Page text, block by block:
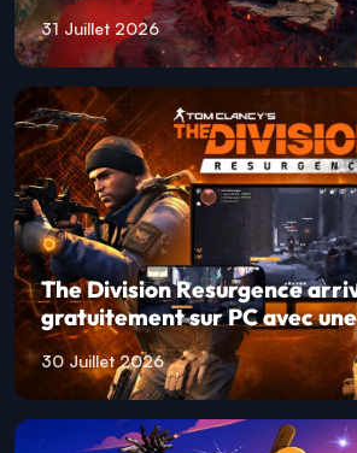
31 Juillet 2026
The Division Resurgence
gratuitement sur PC avec
30 Juillet 2026